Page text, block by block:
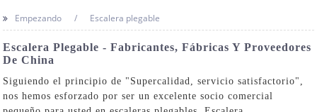
Empezando Escalera plegable
Escalera Plegable - Fabricantes, Fábricas Y Proveedores
De China
Siguiendo el principio de "Supercalidad, servicio satisfactorio",
nos hemos esforzado por ser un excelente socio comercial